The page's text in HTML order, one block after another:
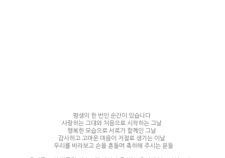
평생의 한 번인 순간이 있습니다
사랑하는 그대와 처음으로 시작하는 그날
행복한 모습으로 서로가 함께인 그날
감사하고 고마운 마음이 저절로 생기는 이날
​ 우리를 바라보고 손을 흔들며 축하해 주시는 분들